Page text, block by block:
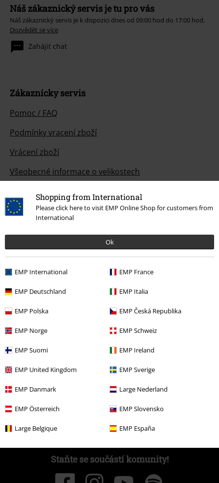
Shopping from International
Please click here to visit EMP Online Shop for customers from
International
Ok
EMP International EMP France
EMP Deutschland EMP Italia
EMP Polska EMP Česká Republika
EMP Norge EMP Schweiz
EMP Suomi EMP Ireland
EMP United Kingdom EMP Sverige
EMP Danmark Large Nederland
EMP Österreich EMP Slovensko
Large Belgique EMP España
Náš zákaznický servis je tu pro vás
Náš zákaznický servis je k dispozici dnes od 09:00 hod do 17:00 hod.
Dozvědět se více
Zahájit chat
Zákaznícky servis
Pomoc / FAQ
Podmínky vracení zboží
Vrácení zboží
Všeobecné informace o velikostech
Zrušit členství v BSC
Způsoby platby
Nabídky pro vás
Soutěž
Objednejte si dárkový poukaz
Staňte se součástí komunity!